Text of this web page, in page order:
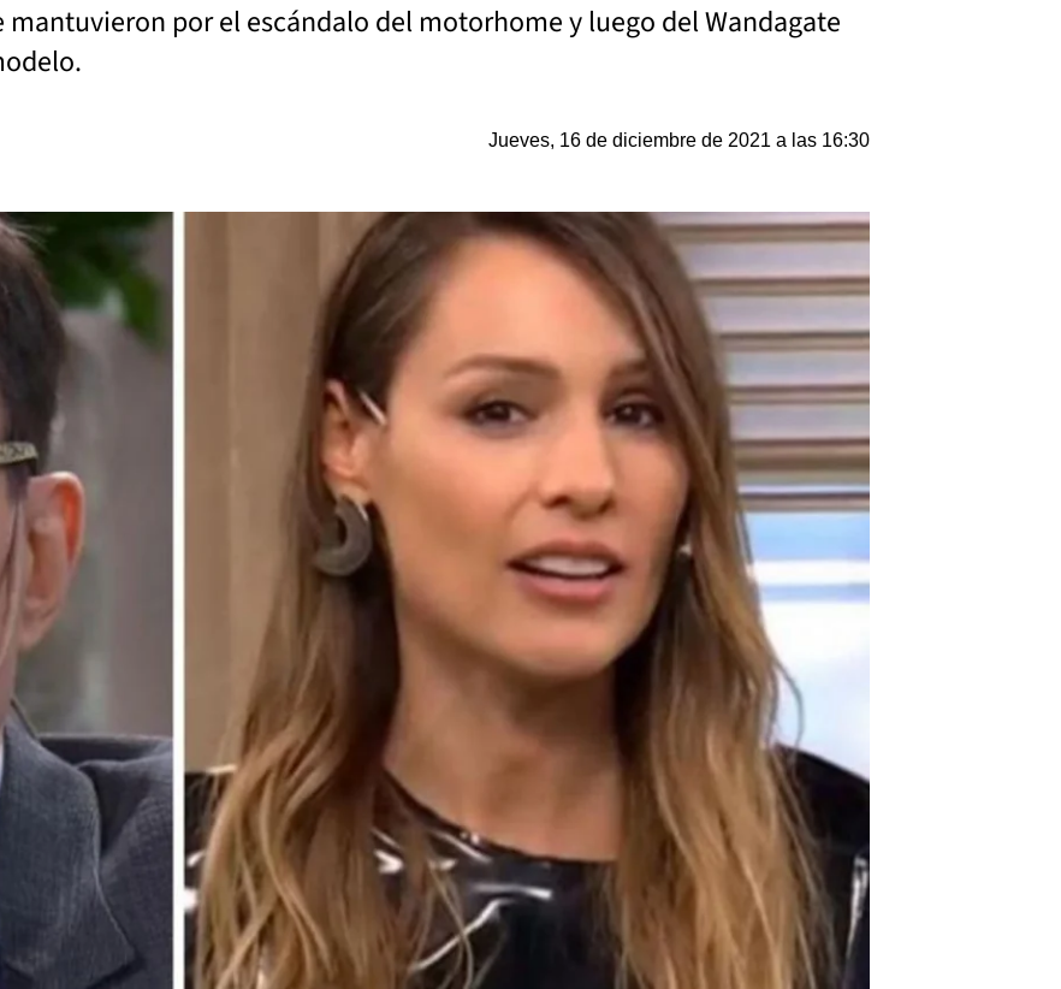
por el escándalo del motorhome y luego del Wandagate
Jueves, 16 de diciembre de 2021 a las 16:30